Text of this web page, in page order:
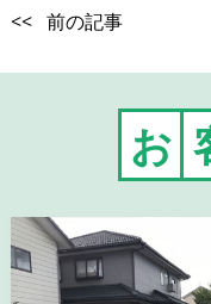
<< 前の記事
お